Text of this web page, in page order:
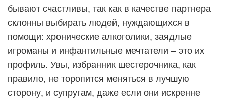
бывают счастливы, так как в качестве партнера
склонны выбирать людей, нуждающихся в
помощи: хронические алкоголики, заядлые
игроманы и инфантильные мечтатели – это их
профиль. Увы, избранник шестерочника, как
правило, не торопится меняться в лучшую
сторону, и супругам, даже если они искренне